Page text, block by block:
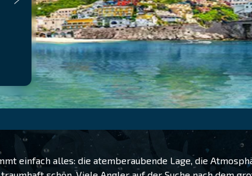
einfach alles: die atemberaubende Lage, die